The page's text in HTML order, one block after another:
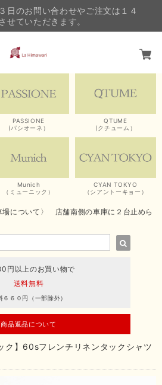
日のお問い合わせやご注文は１４
せていただきます。
PASSIONE
(パシオーネ）
QTUME
(クチューム）
Munich
（ミューニック）
CYAN TOKYO
（シアントーキョー）
について〉 店舗南側の車庫に２台止めら
円以上のお買い物で
送料無料
６６０円（一部除外）
商品返品について
ク】60sフレンチリネンタックシャツ